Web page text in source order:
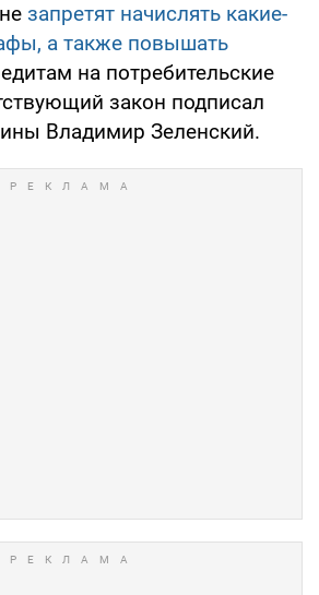
запретят начислять какие-
а также повышать
на потребительские
закон подписал
Владимир Зеленский.